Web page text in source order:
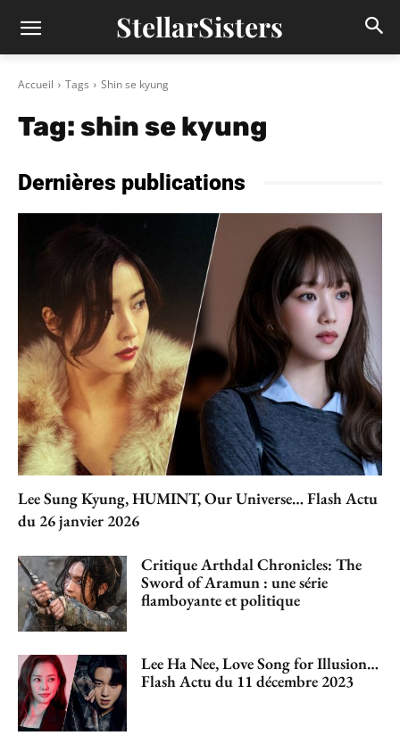
StellarSisters
Accueil Tags Shin se kyung
Tag:shin se kyung
Dernières publications
Lee Sung Kyung, HUMINT, Our Universe… Flash Actu
du 26 janvier 2026
Critique Arthdal Chronicles: The
Sword of Aramun : une série
flamboyante et politique
Lee Ha Nee, Love Song for Illusion…
Flash Actu du 11 décembre 2023